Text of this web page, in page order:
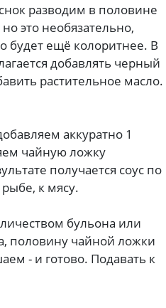
разводим в половине
это необязательно,
будет ещё колоритнее. В
добавлять черный
растительное масло.
аккуратно 1
чайную ложку
получается соус по
к мясу.
бульона или
половину чайной ложки
- и готово. Подавать к